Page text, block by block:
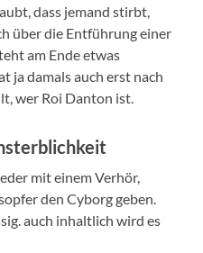
dass jemand stirbt,
über die Entführung einer
am Ende etwas
ja damals auch erst nach
wer Roi Danton ist.
mit einem Verhör,
den Cyborg geben.
auch inhaltlich wird es